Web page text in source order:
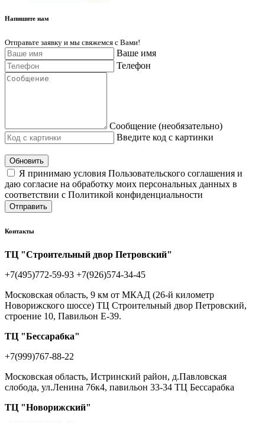
Напишите нам
Отправьте заявку и мы свяжемся с Вами!
Ваше имя
Телефон
Сообщение (необязательно)
Введите код с картинки
Обновить
Я принимаю условия Пользовательского соглашения и
даю согласие на обработку моих персональных данных в
соответствии с Политикой конфиденциальности
Отправить
Контакты
ТЦ "Строительный двор Петровский"
+7(495)772-59-93 +7(926)574-34-45
Московская область, 9 км от МКАД (26-й километр
Новорижского шоссе) ТЦ Строительный двор Петровский,
строение 10, Павильон Е-39.
ТЦ "Бессарабка"
+7(999)767-88-22
Московская область, Истринский район, д.Павловская
слобода, ул.Ленина 76к4, павильон 33-34 ТЦ Бессарабка
ТЦ "Новорижский"